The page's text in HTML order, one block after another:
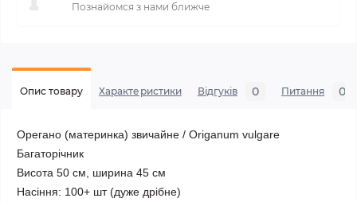
Познайомся з нами ближче
Опис товару Характеристики Відгуків 0 Питання 0
Орегано (материнка) звичайне / Оriganum vulgare
Багаторічник
Висота 50 см, ширина 45 см
Насіння: 100+ шт (дуже дрібне)